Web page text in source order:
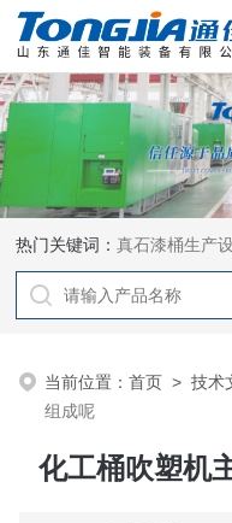
热门关键词：真石漆桶生产
当前位置：首页 >技术
组成呢
化工桶吹塑机